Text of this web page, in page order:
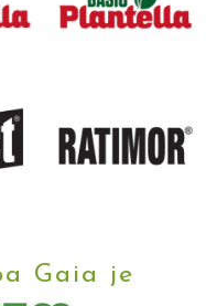
Gaia je